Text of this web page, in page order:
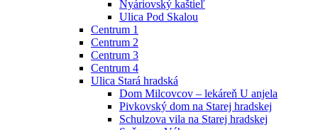
Nyáriovský kaštieľ
Ulica Pod Skalou
Centrum 1
Centrum 2
Centrum 3
Centrum 4
Ulica Stará hradská
Dom Milcovcov – lekáreň U anjela
Pivkovský dom na Starej hradskej
Schulzova vila na Starej hradskej